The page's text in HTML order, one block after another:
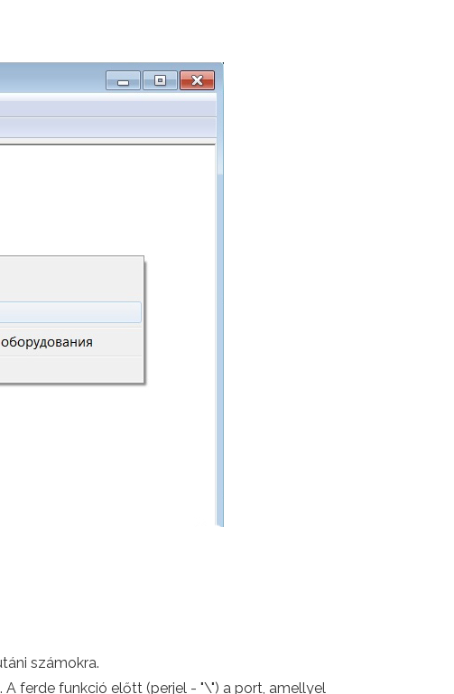
számokra.
ferde funkció előtt (perjel - "\") a port, amellyel